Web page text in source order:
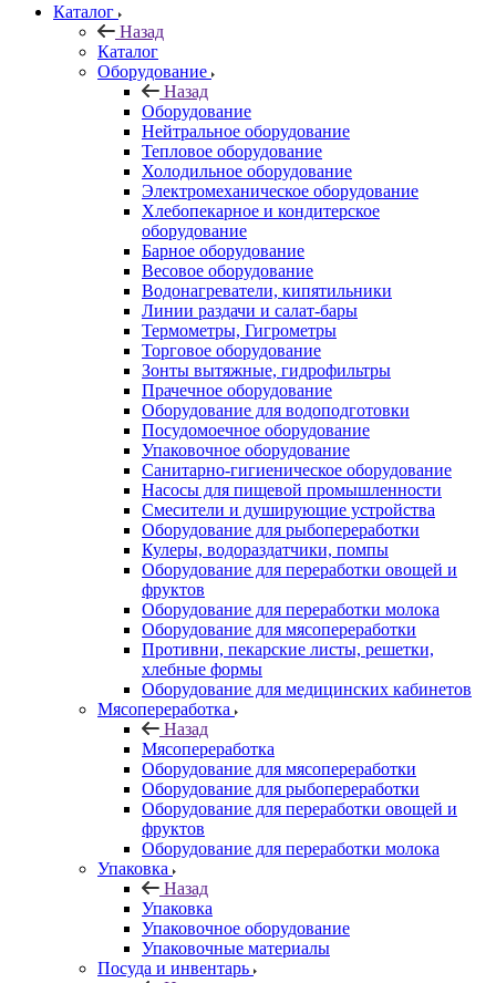
Каталог
Назад
Каталог
Оборудование
Назад
Оборудование
Нейтральное оборудование
Тепловое оборудование
Холодильное оборудование
Электромеханическое оборудование
Хлебопекарное и кондитерское
оборудование
Барное оборудование
Весовое оборудование
Водонагреватели, кипятильники
Линии раздачи и салат-бары
Термометры, Гигрометры
Торговое оборудование
Зонты вытяжные, гидрофильтры
Прачечное оборудование
Оборудование для водоподготовки
Посудомоечное оборудование
Упаковочное оборудование
Санитарно-гигиеническое оборудование
Насосы для пищевой промышленности
Смесители и душирующие устройства
Оборудование для рыбопереработки
Кулеры, водораздатчики, помпы
Оборудование для переработки овощей и
фруктов
Оборудование для переработки молока
Оборудование для мясопереработки
Противни, пекарские листы, решетки,
хлебные формы
Оборудование для медицинских кабинетов
Мясопереработка
Назад
Мясопереработка
Оборудование для мясопереработки
Оборудование для рыбопереработки
Оборудование для переработки овощей и
фруктов
Оборудование для переработки молока
Упаковка
Назад
Упаковка
Упаковочное оборудование
Упаковочные материалы
Посуда и инвентарь